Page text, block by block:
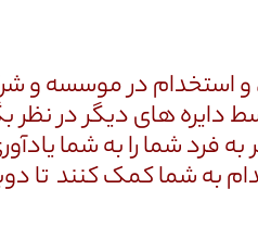
و استخدام در
های دیگر در نظر
شما را به شما
به شما کمک کنند تا